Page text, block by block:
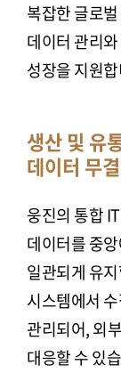
복잡한 글로
데이터 관리
성장을 지원
생산 및 유
데이터 무
웅진의 통합
데이터를 중
일관되게 유
시스템에서
관리되어, 외
대응할 수 있